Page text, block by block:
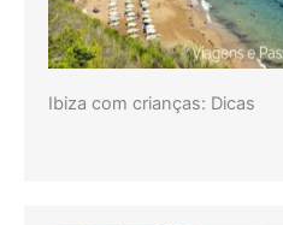
Ibiza com crianças: Dicas